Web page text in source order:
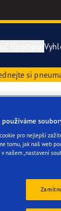
Goodyear
si
hodí pro
sedí na
lépe
Těžké
než je
pro nejlepší
tomu, jak náš web
našem „nastavení